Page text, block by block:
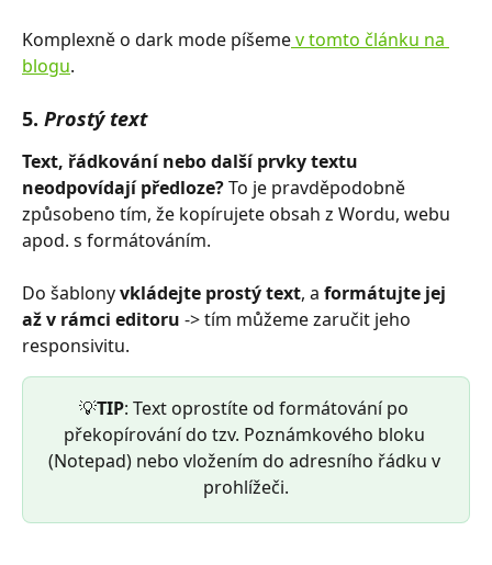
Komplexně o dark mode píšeme v tomto článku na
blogu.
5. Prostý text
Text, řádkování nebo další prvky textu
neodpovídají předloze? To je pravděpodobně
způsobeno tím, že kopírujete obsah z Wordu, webu
apod. s formátováním.
Do šablony vkládejte prostý text, a formátujte jej
až v rámci editoru -> tím můžeme zaručit jeho
responsivitu.
💡TIP: Text oprostíte od formátování po
překopírování do tzv. Poznámkového bloku
(Notepad) nebo vložením do adresního řádku v
prohlížeči.